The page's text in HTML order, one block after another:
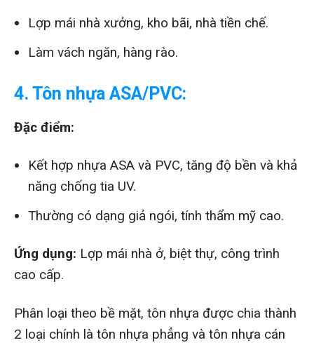
Lợp mái nhà xưởng, kho bãi, nhà tiền chế.
Làm vách ngăn, hàng rào.
4. Tôn nhựa ASA/PVC:
Đặc điểm:
Kết hợp nhựa ASA và PVC, tăng độ bền và khả
năng chống tia UV.
Thường có dạng giả ngói, tính thẩm mỹ cao.
Ứng dụng: Lợp mái nhà ở, biệt thự, công trình
cao cấp.
Phân loại theo bề mặt, tôn nhựa được chia thành
2 loại chính là tôn nhựa phẳng và tôn nhựa cán